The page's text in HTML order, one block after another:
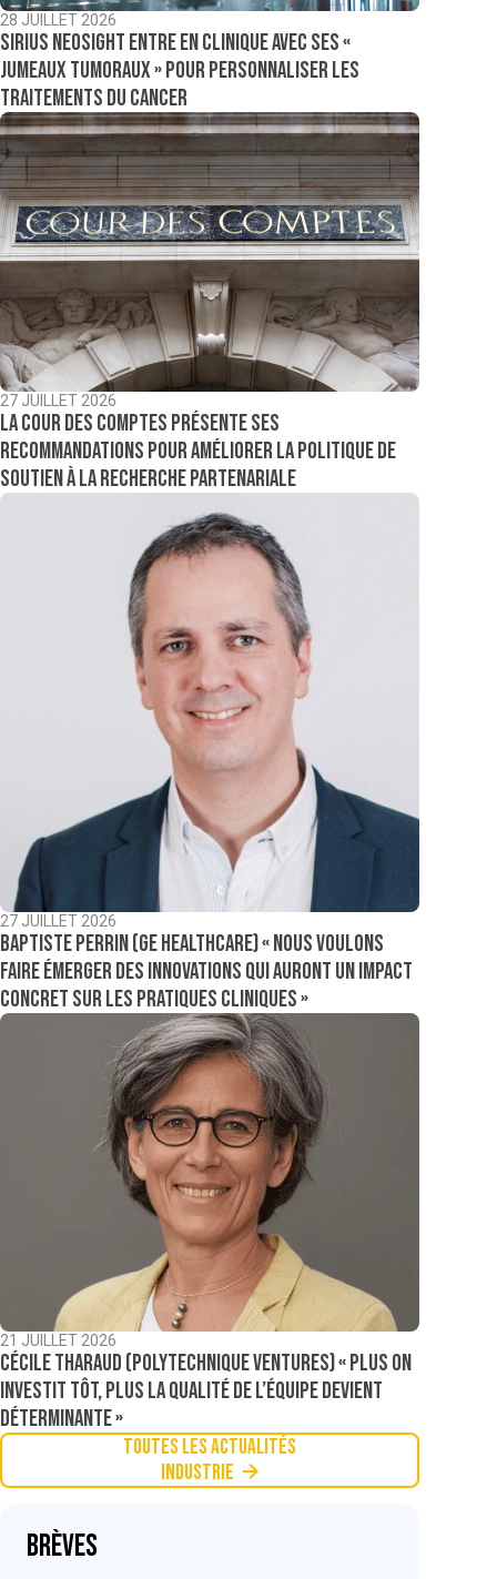
28 JUILLET 2026
Sirius NeoSight entre en clinique avec ses «
jumeaux tumoraux » pour personnaliser les
traitements du cancer
27 JUILLET 2026
La Cour des comptes présente ses
recommandations pour améliorer la politique de
soutien à la recherche partenariale
27 JUILLET 2026
Baptiste Perrin (GE Healthcare) « Nous voulons
faire émerger des innovations qui auront un impact
concret sur les pratiques cliniques »
21 JUILLET 2026
Cécile Tharaud (Polytechnique Ventures) « Plus on
investit tôt, plus la qualité de l’équipe devient
déterminante »
Toutes les actualités
Industrie
Brèves